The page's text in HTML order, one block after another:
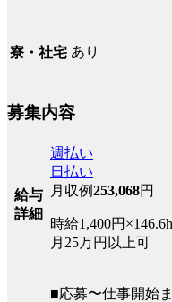
寮・社宅 あり
募集内容
給与
詳細
週払い
日払い
月収例253,068円
時給1,400円
月25万円以上可
■応募〜仕事開始